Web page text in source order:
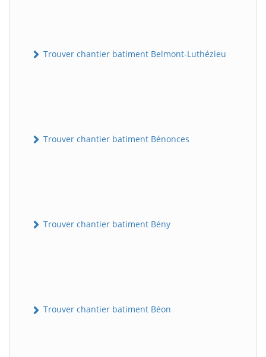
Trouver chantier batiment Belmont-Luthézieu
Trouver chantier batiment Bénonces
Trouver chantier batiment Bény
Trouver chantier batiment Béon